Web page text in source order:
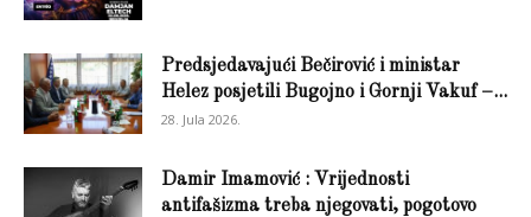
Predsjedavajući Bečirović i ministar
Helez posjetili Bugojno i Gornji Vakuf –...
28. Jula 2026.
Damir Imamović : Vrijednosti
antifašizma treba njegovati, pogotovo